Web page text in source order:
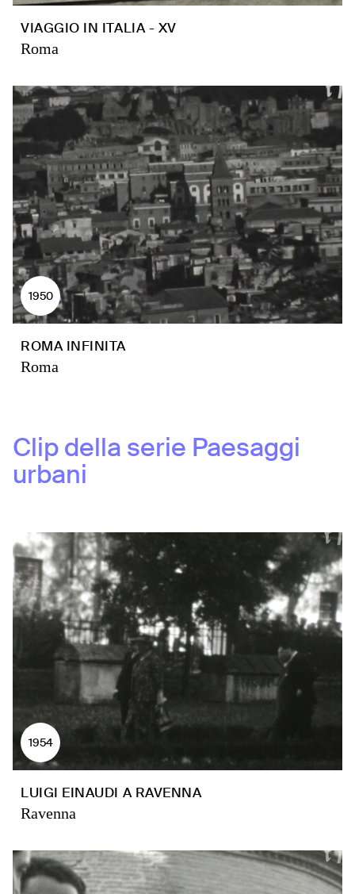
VIAGGIO IN ITALIA - XV
Roma
1950
ROMA INFINITA
Roma
Clip della serie Paesaggi
urbani
1954
LUIGI EINAUDI A RAVENNA
Ravenna